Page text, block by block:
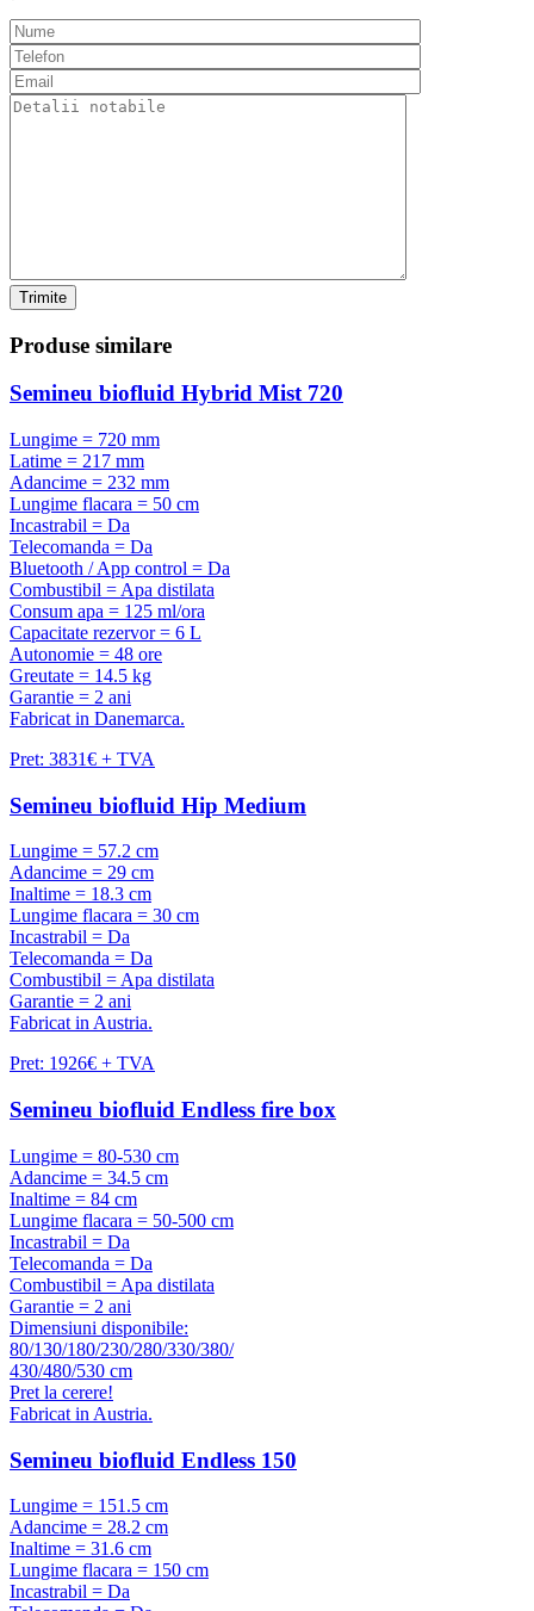
Trimite
Produse similare
Semineu biofluid Hybrid Mist 720
Lungime = 720 mm
Latime = 217 mm
Adancime = 232 mm
Lungime flacara = 50 cm
Incastrabil = Da
Telecomanda = Da
Bluetooth / App control = Da
Combustibil = Apa distilata
Consum apa = 125 ml/ora
Capacitate rezervor = 6 L
Autonomie = 48 ore
Greutate = 14.5 kg
Garantie = 2 ani
Fabricat in Danemarca.
Pret: 3831€ + TVA
Semineu biofluid Hip Medium
Lungime = 57.2 cm
Adancime = 29 cm
Inaltime = 18.3 cm
Lungime flacara = 30 cm
Incastrabil = Da
Telecomanda = Da
Combustibil = Apa distilata
Garantie = 2 ani
Fabricat in Austria.
Pret: 1926€ + TVA
Semineu biofluid Endless fire box
Lungime = 80-530 cm
Adancime = 34.5 cm
Inaltime = 84 cm
Lungime flacara = 50-500 cm
Incastrabil = Da
Telecomanda = Da
Combustibil = Apa distilata
Garantie = 2 ani
Dimensiuni disponibile:
80/130/180/230/280/330/380/
430/480/530 cm
Pret la cerere!
Fabricat in Austria.
Semineu biofluid Endless 150
Lungime = 151.5 cm
Adancime = 28.2 cm
Inaltime = 31.6 cm
Lungime flacara = 150 cm
Incastrabil = Da